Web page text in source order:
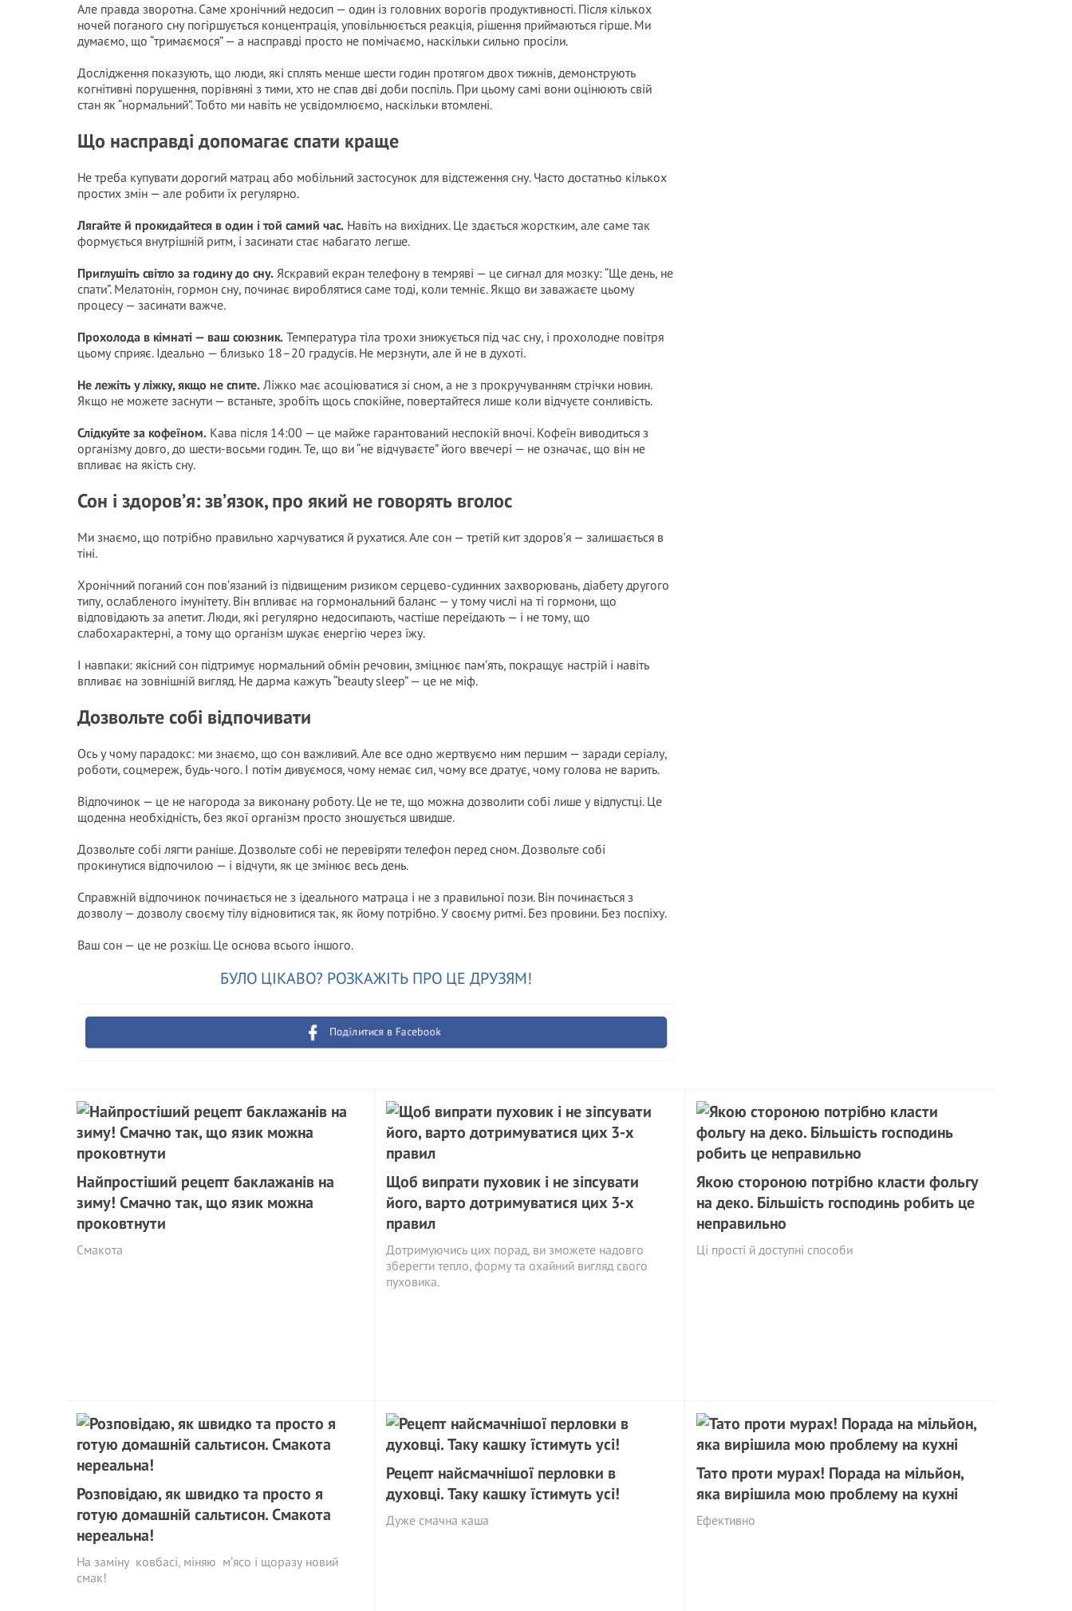
Але правда зворотна. Саме хронічний недосип — один із головних ворогів продуктивності. Після кількох
ночей поганого сну погіршується концентрація, уповільнюється реакція, рішення приймаються гірше. Ми
думаємо, що “тримаємося” — а насправді просто не помічаємо, наскільки сильно просіли.
Дослідження показують, що люди, які сплять менше шести годин протягом двох тижнів, демонструють
когнітивні порушення, порівняні з тими, хто не спав дві доби поспіль. При цьому самі вони оцінюють свій
стан як “нормальний”. Тобто ми навіть не усвідомлюємо, наскільки втомлені.
Що насправді допомагає спати краще
Не треба купувати дорогий матрац або мобільний застосунок для відстеження сну. Часто достатньо кількох
простих змін — але робити їх регулярно.
Лягайте й прокидайтеся в один і той самий час. Навіть на вихідних. Це здається жорстким, але саме так
формується внутрішній ритм, і засинати стає набагато легше.
Приглушіть світло за годину до сну. Яскравий екран телефону в темряві — це сигнал для мозку: “Ще день, не
спати”. Мелатонін, гормон сну, починає вироблятися саме тоді, коли темніє. Якщо ви заважаєте цьому
процесу — засинати важче.
Прохолода в кімнаті — ваш союзник. Температура тіла трохи знижується під час сну, і прохолодне повітря
цьому сприяє. Ідеально — близько 18–20 градусів. Не мерзнути, але й не в духоті.
Не лежіть у ліжку, якщо не спите. Ліжко має асоціюватися зі сном, а не з прокручуванням стрічки новин.
Якщо не можете заснути — встаньте, зробіть щось спокійне, повертайтеся лише коли відчуєте сонливість.
Слідкуйте за кофеїном. Кава після 14:00 — це майже гарантований неспокій вночі. Кофеїн виводиться з
організму довго, до шести-восьми годин. Те, що ви “не відчуваєте” його ввечері — не означає, що він не
впливає на якість сну.
Сон і здоров’я: зв’язок, про який не говорять вголос
Ми знаємо, що потрібно правильно харчуватися й рухатися. Але сон — третій кит здоров’я — залишається в
тіні.
Хронічний поганий сон пов’язаний із підвищеним ризиком серцево-судинних захворювань, діабету другого
типу, ослабленого імунітету. Він впливає на гормональний баланс — у тому числі на ті гормони, що
відповідають за апетит. Люди, які регулярно недосипають, частіше переїдають — і не тому, що
слабохарактерні, а тому що організм шукає енергію через їжу.
І навпаки: якісний сон підтримує нормальний обмін речовин, зміцнює пам’ять, покращує настрій і навіть
впливає на зовнішній вигляд. Не дарма кажуть “beauty sleep” — це не міф.
Дозвольте собі відпочивати
Ось у чому парадокс: ми знаємо, що сон важливий. Але все одно жертвуємо ним першим — заради серіалу,
роботи, соцмереж, будь-чого. І потім дивуємося, чому немає сил, чому все дратує, чому голова не варить.
Відпочинок — це не нагорода за виконану роботу. Це не те, що можна дозволити собі лише у відпустці. Це
щоденна необхідність, без якої організм просто зношується швидше.
Дозвольте собі лягти раніше. Дозвольте собі не перевіряти телефон перед сном. Дозвольте собі
прокинутися відпочилою — і відчути, як це змінює весь день.
Справжній відпочинок починається не з ідеального матраца і не з правильної пози. Він починається з
дозволу — дозволу своєму тілу відновитися так, як йому потрібно. У своєму ритмі. Без провини. Без поспіху.
Ваш сон — це не розкіш. Це основа всього іншого.
БУЛО ЦІКАВО? РОЗКАЖІТЬ ПРО ЦЕ ДРУЗЯМ!
Поділитися в Facebook
Найпростіший рецепт баклажанів на
зиму! Смачно так, що язик можна
проковтнути
Смакота
Щоб випрати пуховик і не зіпсувати
його, варто дотримуватися цих 3-х
правил
Дотримуючись цих порад, ви зможете надовго
зберегти тепло, форму та охайний вигляд свого
пуховика.
Якою стороною потрібно класти фольгу
на деко. Більшість господинь робить це
неправильно
Ці прості й доступні способи
Розповідаю, як швидко та просто я
готую домашній сальтисон. Смакота
нереальна!
На заміну ковбасі, міняю м’ясо і щоразу новий
смак!
Рецепт найсмачнішої перловки в
духовці. Таку кашку їстимуть усі!
Дуже смачна каша
Тато проти мурах! Порада на мільйон,
яка вирішила мою проблему на кухні
Ефективно